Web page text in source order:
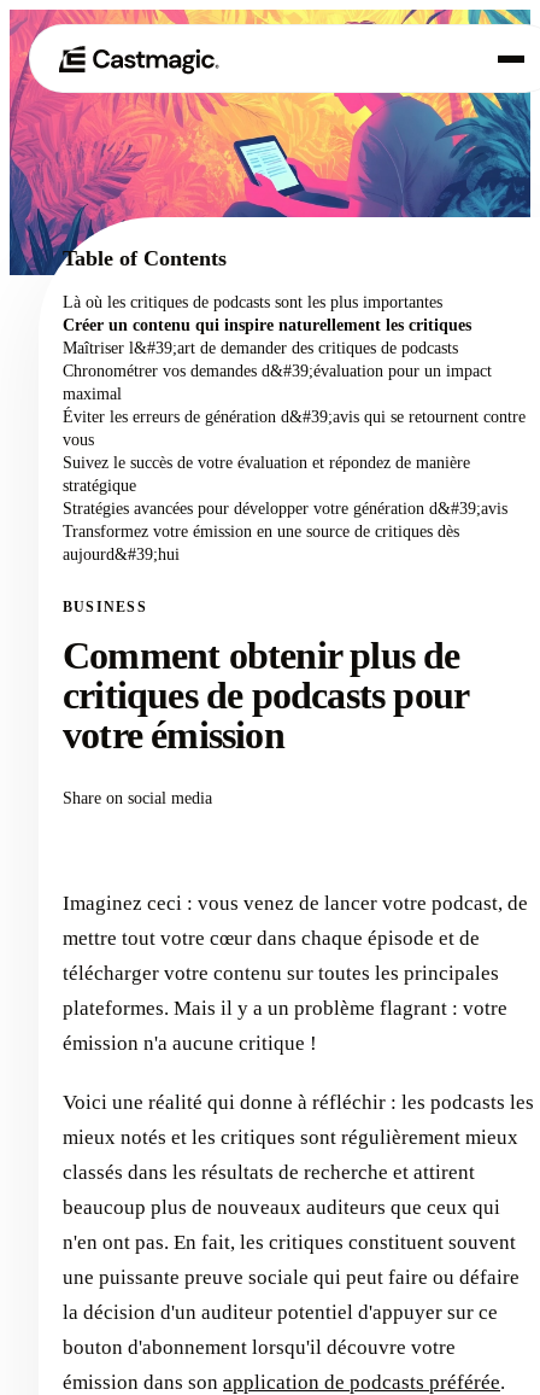
01 Produit
02 Cas d'utilisation
Tarification
À propos de nous
Table of Contents
Là où les critiques de podcasts sont les plus importantes
Créer un contenu qui inspire naturellement les critiques
Maîtriser l&#39;art de demander des critiques de podcasts
Chronométrer vos demandes d&#39;évaluation pour un impact
maximal
Éviter les erreurs de génération d&#39;avis qui se retournent contre
vous
Suivez le succès de votre évaluation et répondez de manière
stratégique
Stratégies avancées pour développer votre génération d&#39;avis
Transformez votre émission en une source de critiques dès
aujourd&#39;hui
BUSINESS
Comment obtenir plus de
critiques de podcasts pour
votre émission
Share on social media
Imaginez ceci : vous venez de lancer votre podcast, de
mettre tout votre cœur dans chaque épisode et de
télécharger votre contenu sur toutes les principales
plateformes. Mais il y a un problème flagrant : votre
émission n'a aucune critique !
Voici une réalité qui donne à réfléchir : les podcasts les
mieux notés et les critiques sont régulièrement mieux
classés dans les résultats de recherche et attirent
beaucoup plus de nouveaux auditeurs que ceux qui
n'en ont pas. En fait, les critiques constituent souvent
une puissante preuve sociale qui peut faire ou défaire
la décision d'un auditeur potentiel d'appuyer sur ce
bouton d'abonnement lorsqu'il découvre votre
émission dans son application de podcasts préférée.